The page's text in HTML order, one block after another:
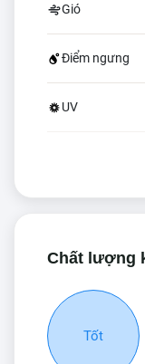
Gió
Điểm ngưng
UV
Chất lượng
Tốt